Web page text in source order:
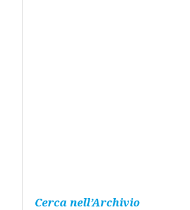
Cerca nell’Archivio